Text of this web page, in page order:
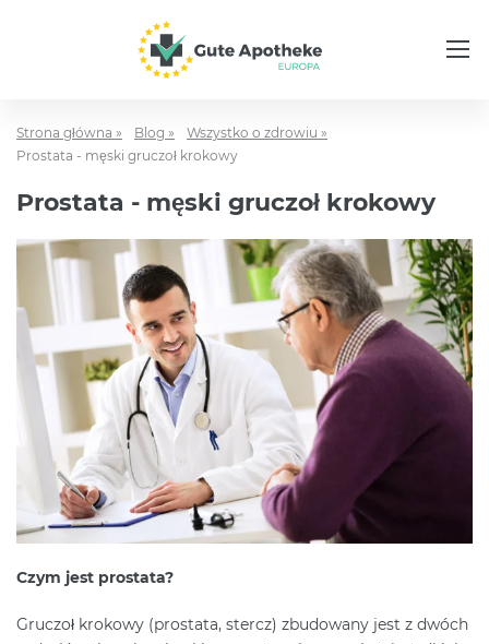
Strona główna » Blog »
Wszystko o zdrowiu »
Prostata - męski gruczoł krokowy
Prostata - męski gruczoł krokowy
Czym jest prostata?
Gruczoł krokowy (prostata, stercz) zbudowany jest z dwóch